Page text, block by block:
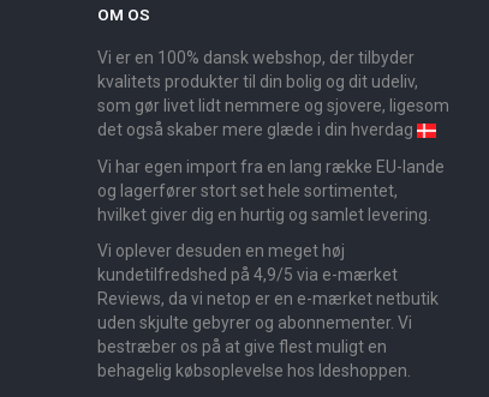
OM OS
Vi er en 100% dansk webshop, der tilbyder
kvalitets produkter til din bolig og dit udeliv,
som gør livet lidt nemmere og sjovere, ligesom
det også skaber mere glæde i din hverdag
Vi har egen import fra en lang række EU-lande
og lagerfører stort set hele sortimentet,
hvilket giver dig en hurtig og samlet levering.
Vi oplever desuden en meget høj
kundetilfredshed på 4,9/5 via e-mærket
Reviews, da vi netop er en e-mærket netbutik
uden skjulte gebyrer og abonnementer. Vi
bestræber os på at give flest muligt en
behagelig købsoplevelse hos Ideshoppen.